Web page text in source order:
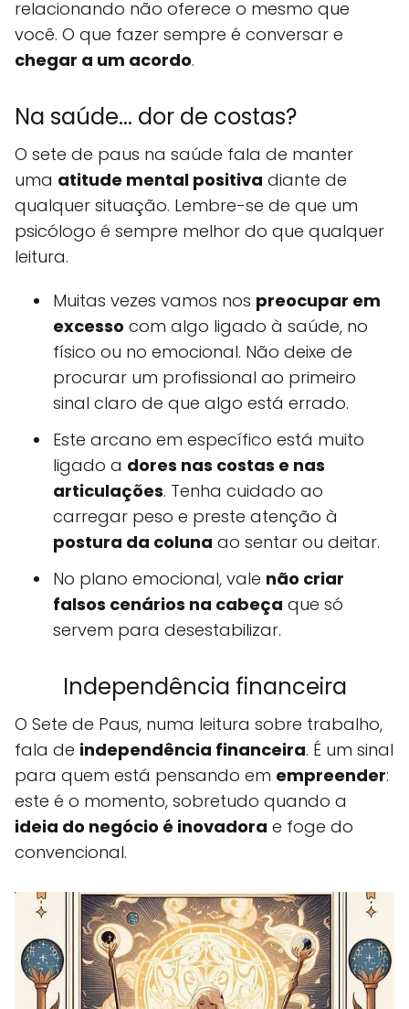
relacionando não oferece o mesmo que
você. O que fazer sempre é conversar e
chegar a um acordo.
Na saúde... dor de costas?
O sete de paus na saúde fala de manter
uma atitude mental positiva diante de
qualquer situação. Lembre-se de que um
psicólogo é sempre melhor do que qualquer
leitura.
Muitas vezes vamos nos preocupar em
excesso com algo ligado à saúde, no
físico ou no emocional. Não deixe de
procurar um profissional ao primeiro
sinal claro de que algo está errado.
Este arcano em específico está muito
ligado a dores nas costas e nas
articulações. Tenha cuidado ao
carregar peso e preste atenção à
postura da coluna ao sentar ou deitar.
No plano emocional, vale não criar
falsos cenários na cabeça que só
servem para desestabilizar.
Independência financeira
O Sete de Paus, numa leitura sobre trabalho,
fala de independência financeira. É um sinal
para quem está pensando em empreender:
este é o momento, sobretudo quando a
ideia do negócio é inovadora e foge do
convencional.